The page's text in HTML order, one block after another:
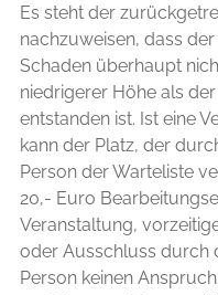
Es steht der
nachzuweisen, dass
Schaden überhaupt
niedrigerer Höhe als
entstanden ist. Ist eine
kann der Platz, der
Person der Warteliste
20,- Euro
Veranstaltung,
oder Ausschluss durch
Person keinen